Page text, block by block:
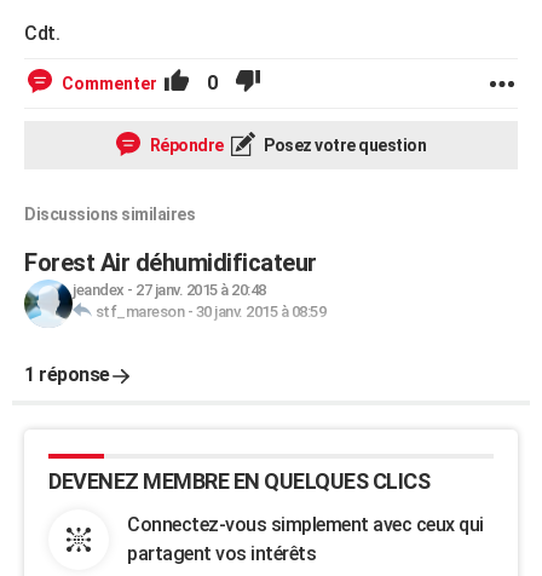
Cdt.
Commenter 0
Répondre Posez votre question
Discussions similaires
Forest Air déhumidificateur
jeandex - 27 janv. 2015 à 20:48
stf_mareson- 30 janv. 2015 à 08:59
1 réponse
DEVENEZ MEMBRE EN QUELQUES CLICS
Connectez-vous simplement avec ceux qui
partagent vos intérêts